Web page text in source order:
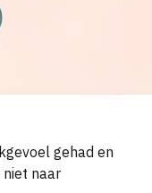
gehad en
naar